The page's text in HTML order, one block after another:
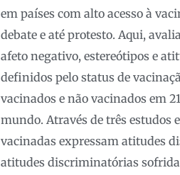
em países com alto acesso à
debate e até protesto. Aqui,
afeto negativo, estereótipos e
definidos pelo status de
vacinados e não vacinados em
mundo. Através de três estudos
vacinadas expressam atitudes
atitudes discriminatórias